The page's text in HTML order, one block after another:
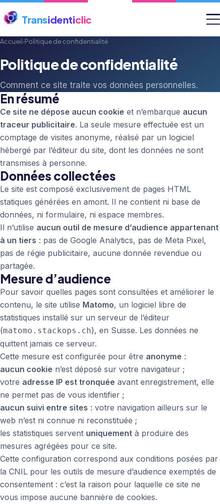
Transidenticlic
Accueil›Politique de confidentialité
Politique de confidentialité
Comment ce site traite vos données personnelles.
En résumé
Ce site ne dépose aucun cookie et n’embarque aucun
traceur publicitaire. La seule mesure effectuée est un
comptage de visites anonyme, réalisé par un logiciel
hébergé par l’éditeur du site, dont les données ne sont
transmises à personne.
Données collectées
Le site est composé exclusivement de pages HTML
statiques générées en amont. Il ne contient ni base de
données, ni formulaire, ni espace membres.
Il n’utilise aucun outil de mesure d’audience appartenant
à un tiers : pas de Google Analytics, pas de Meta Pixel,
pas de régie publicitaire, aucune donnée revendue ou
partagée.
Mesure d’audience
Pour savoir quelles pages sont consultées et améliorer le
contenu, le site utilise Matomo, un logiciel libre de
statistiques installé sur un serveur de l’éditeur
(matomo.stackops.ch), en Suisse. Les données ne
quittent jamais ce serveur.
Cette mesure est configurée pour être anonyme :
aucun cookie n’est déposé sur votre navigateur ;
votre adresse IP est tronquée avant enregistrement, elle
ne permet pas de vous identifier ;
aucun suivi entre sites : votre navigation ailleurs sur le
web n’est ni connue ni reconstituée ;
les statistiques servent uniquement à produire des
mesures agrégées pour ce site.
Cette configuration correspond aux conditions posées par
la CNIL pour les outils de mesure d’audience exemptés de
consentement : c’est la raison pour laquelle ce site ne
vous impose aucune bannière de cookies.